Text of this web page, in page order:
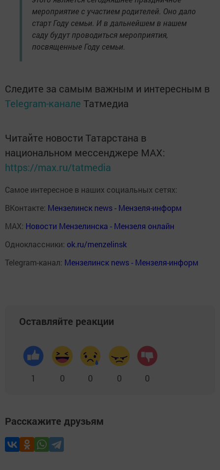
мероприятие с участием родителей. Оно дало
старт Году семьи. И в дальнейшем в нашем
саду будут проводиться мероприятия,
посвященные Году семьи.
Следите за самым важным и интересным в
Telegram-канале Татмедиа
Читайте новости Татарстана в
национальном мессенджере MАХ:
https://max.ru/tatmedia
Самое интересное в наших социальных сетях:
ВКонтакте: Мензелинск news - Мензеля-информ
MAX: Новости Мензелинска - Мензеля онлайн
Одноклассники: ok.ru/menzelinsk
Telegram-канал: Мензелинск news - Мензеля-информ
Оставляйте реакции
1 0 0 0 0
Расскажите друзьям